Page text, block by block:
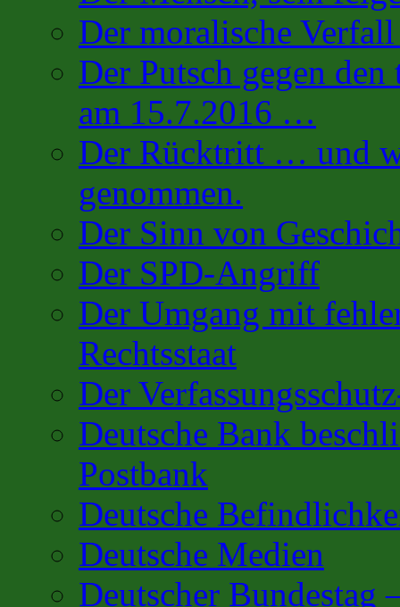
Der moralische
Der Putsch gegen
am 15.7.2016 …
Der Rücktritt … und
genommen.
Der Sinn von
Der SPD-Angriff
Der Umgang mit
Rechtsstaat
Der
Deutsche Bank
Postbank
Deutsche
Deutsche Medien
Deutscher Bundestag